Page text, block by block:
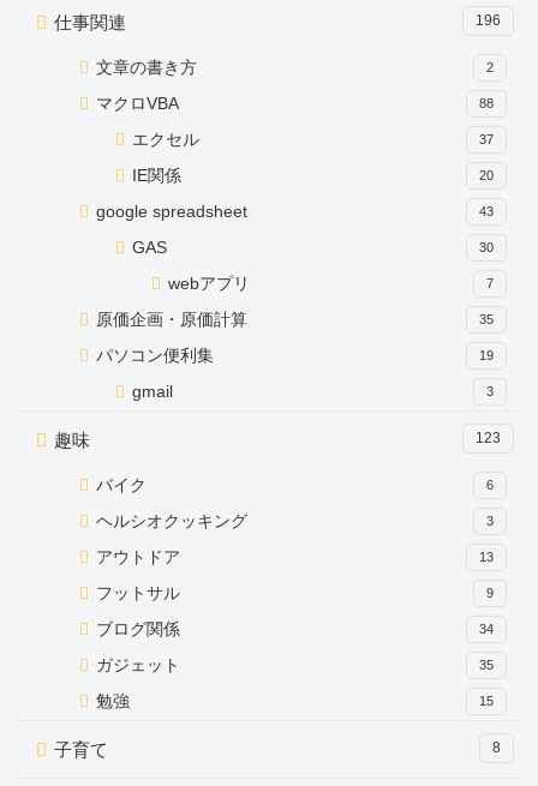
仕事関連 196
文章の書き方 2
マクロVBA 88
エクセル 37
IE関係 20
google spreadsheet 43
GAS 30
webアプリ 7
原価企画・原価計算 35
パソコン便利集 19
gmail 3
趣味 123
バイク 6
ヘルシオクッキング 3
アウトドア 13
フットサル 9
ブログ関係 34
ガジェット 35
勉強 15
子育て 8